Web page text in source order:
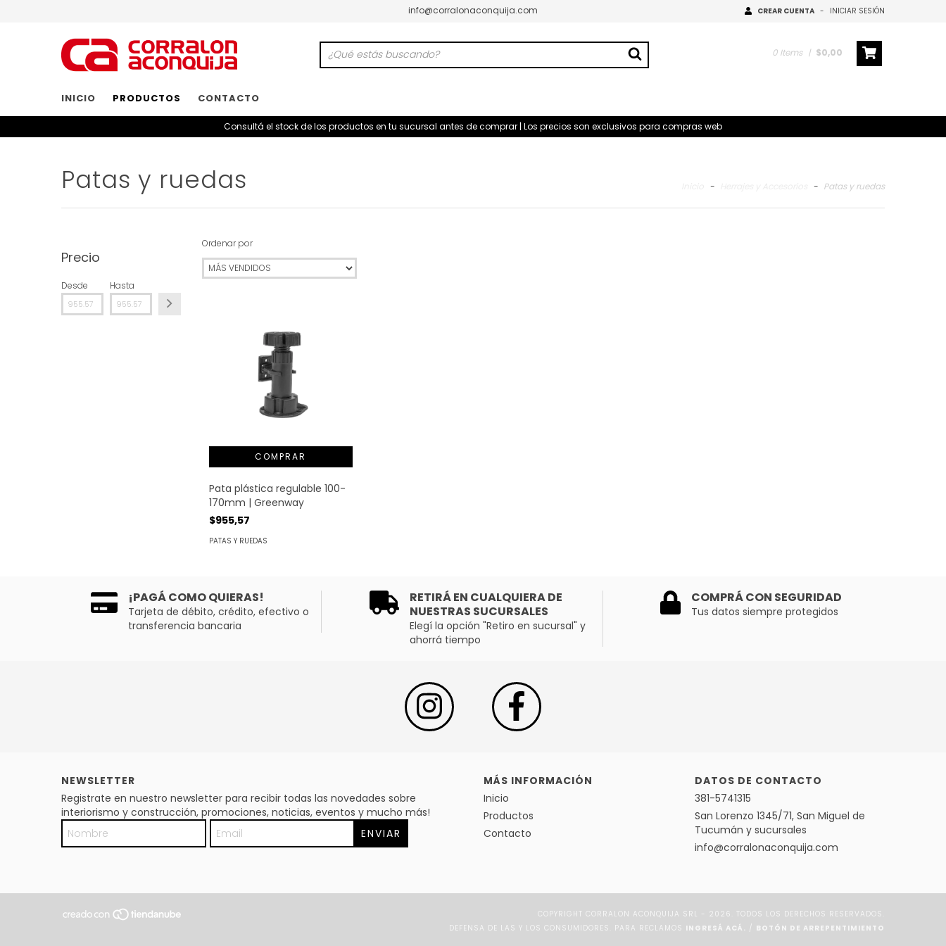
info@corralonaconquija.com CREAR CUENTA - INICIAR SESIÓN
0 Items | $0,00
INICIO PRODUCTOS CONTACTO
Consultá el stock de los productos en tu sucursal antes de comprar | Los precios son exclusivos para compras web
Patas y ruedas - - Patas y ruedas
Precio
Desde Hasta
Ordenar por
Pata plástica regulable 100-
170mm | Greenway
$955,57
PATAS Y RUEDAS
¡PAGÁ COMO QUIERAS!
Tarjeta de débito, crédito, efectivo o
transferencia bancaria
RETIRÁ EN CUALQUIERA DE
NUESTRAS SUCURSALES
Elegí la opción "Retiro en sucursal" y
ahorrá tiempo
COMPRÁ CON SEGURIDAD
Tus datos siempre protegidos
NEWSLETTER
Registrate en nuestro newsletter para recibir todas las novedades sobre
interiorismo y construcción, promociones, noticias, eventos y mucho más!
MÁS INFORMACIÓN
Inicio
Productos
Contacto
DATOS DE CONTACTO
381-5741315
San Lorenzo 1345/71, San Miguel de
Tucumán y sucursales
info@corralonaconquija.com
COPYRIGHT CORRALON ACONQUIJA SRL - 2026. TODOS LOS DERECHOS RESERVADOS.
DEFENSA DE LAS Y LOS CONSUMIDORES. PARA RECLAMOS INGRESÁ ACÁ. / BOTÓN DE ARREPENTIMIENTO